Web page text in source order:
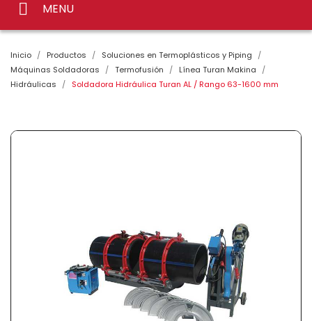
MENU
Inicio Productos
Soluciones en Termoplásticos y Piping
Máquinas Soldadoras
Termofusión
Línea Turan Makina
Hidráulicas
Soldadora Hidráulica Turan AL / Rango 63-1600 mm